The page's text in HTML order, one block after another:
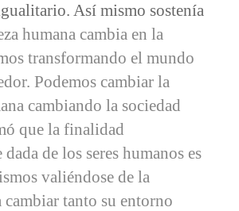
Así mismo sostenía
humana cambia en la
transformando el mundo
Podemos cambiar la
cambiando la sociedad
que la finalidad
de los seres humanos es
valiéndose de la
tanto su entorno